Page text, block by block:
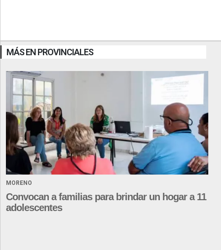
MÁS EN PROVINCIALES
MORENO
Convocan a familias para brindar un hogar a 11
adolescentes